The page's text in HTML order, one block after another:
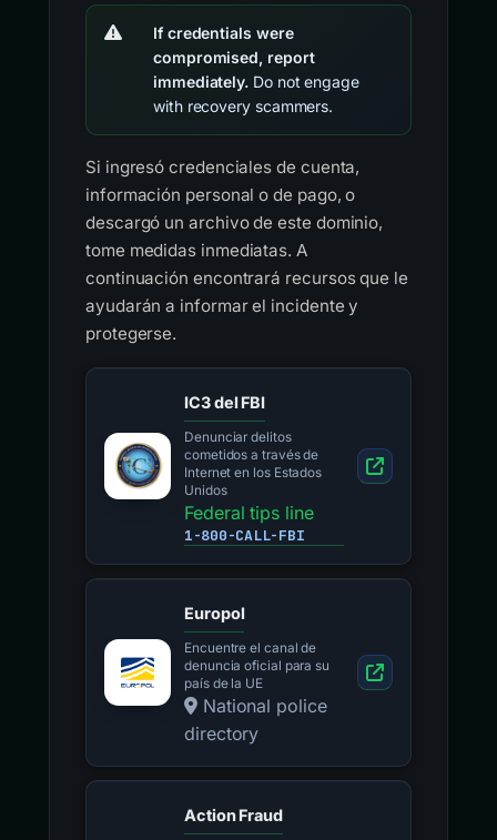
If credentials were
compromised, report
immediately. Do not engage
with recovery scammers.
Si ingresó credenciales de cuenta,
información personal o de pago, o
descargó un archivo de este dominio,
tome medidas inmediatas. A
continuación encontrará recursos que le
ayudarán a informar el incidente y
protegerse.
IC3 del FBI
Denunciar delitos
cometidos a través de
Internet en los Estados
Unidos
Federal tips line
1-800-CALL-FBI
Europol
Encuentre el canal de
denuncia oficial para su
país de la UE
National police
directory
Action Fraud